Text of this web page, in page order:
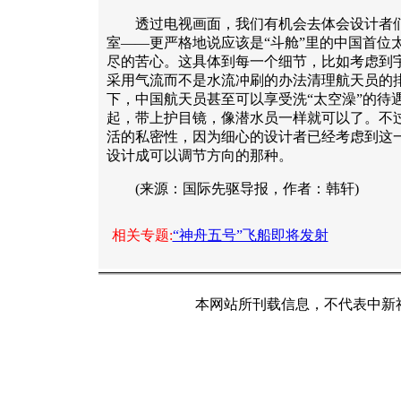
透过电视画面，我们有机会去体会设计者
室——更严格地说应该是“斗舱”里的中国首位
尽的苦心。这具体到每一个细节，比如考虑到
采用气流而不是水流冲刷的办法清理航天员的
下，中国航天员甚至可以享受洗“太空澡”的待
起，带上护目镜，像潜水员一样就可以了。不
活的私密性，因为细心的设计者已经考虑到这
设计成可以调节方向的那种。
(来源：国际先驱导报，作者：韩轩)
相关专题:“神舟五号”飞船即将发射
本网站所刊载信息，不代表中